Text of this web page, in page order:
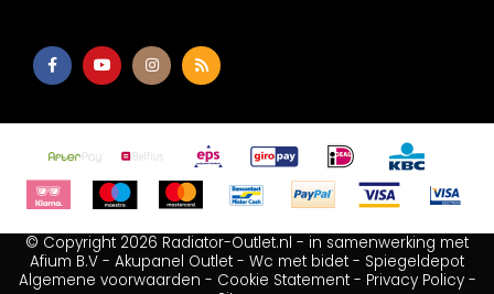
© Copyright 2026 Radiator-Outlet.nl - in samenwerking met
Afium B.V - Akupanel Outlet - Wc met bidet - Spiegeldepot
Algemene voorwaarden - Cookie Statement- Privacy Policy-